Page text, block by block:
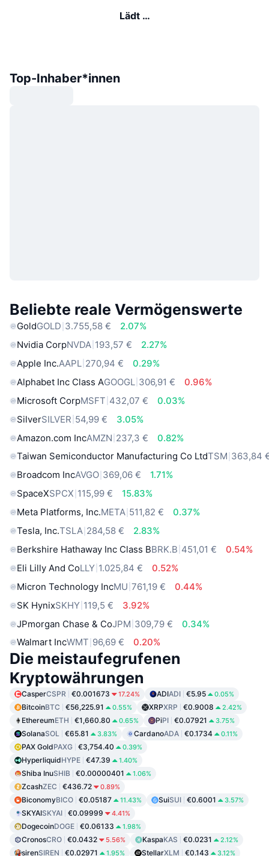
Lädt …
Top-Inhaber*innen
Beliebte reale Vermögenswerte
GoldGOLD 3.755,58 €
2.07%
Nvidia CorpNVDA 193,57 €
2.27%
Apple Inc.AAPL 270,94 €
0.29%
Alphabet Inc Class AGOOGL 306,91 €
0.96%
Microsoft CorpMSFT 432,07 €
0.03%
SilverSILVER 54,99 €
3.05%
Amazon.com IncAMZN 237,3 €
0.82%
Taiwan Semiconductor Manufacturing Co LtdTSM 363,84
Broadcom IncAVGO 369,06 €
1.71%
SpaceXSPCX 115,99 €
15.83%
Meta Platforms, Inc.META 511,82 €
0.37%
Tesla, Inc.TSLA 284,58 €
2.83%
Berkshire Hathaway Inc Class BBRK.B 451,01 €
0.54%
Eli Lilly And CoLLY 1.025,84 €
0.52%
Micron Technology IncMU 761,19 €
0.44%
SK HynixSKHY 119,5 €
3.92%
JPmorgan Chase & CoJPM 309,79 €
0.34%
Walmart IncWMT 96,69 € 0.20%
Die meistaufegrufenen
Kryptowährungen
CasperCSPR €0.001673 17.24% ADIADI €5.95 0.05%
BitcoinBTC €56,225.91 0.55% XRPXRP €0.9008 2.42%
EthereumETH €1,660.80 0.65% PiPI €0.07921 3.75%
SolanaSOL €65.81 3.83% CardanoADA €0.1734 0.11%
PAX GoldPAXG €3,754.40 0.39%
HyperliquidHYPE €47.39 1.40%
Shiba InuSHIB €0.00000401 1.06%
ZcashZEC €436.72 0.89%
BiconomyBICO €0.05187 11.43% SuiSUI €0.6001 3.57%
SKYAISKYAI €0.09999 4.41%
DogecoinDOGE €0.06133 1.98%
CronosCRO €0.0432 5.56% KaspaKAS €0.0231 2.12%
sirenSIREN €0.02971 1.95% StellarXLM €0.143 3.12%